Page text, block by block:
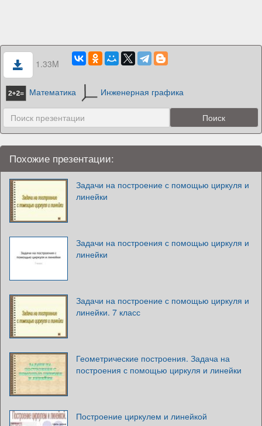
1.33M
Математика Инженерная графика
Похожие презентации:
Задачи на построение с помощью циркуля и
линейки
Задачи на построения с помощью циркуля и
линейки
Задачи на построение с помощью циркуля и
линейки. 7 класс
Геометрические построения. Задача на
построения с помощью циркуля и линейки
Построение циркулем и линейкой